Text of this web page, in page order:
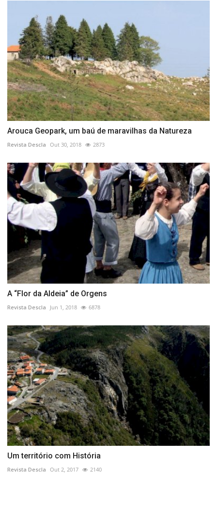
Arouca Geopark, um baú de maravilhas da Natureza
Revista Descla Out 30, 2018 2873
A “Flor da Aldeia” de Orgens
Revista Descla Jun 1, 2018 6878
Um território com História
Revista Descla Out 2, 2017 2140